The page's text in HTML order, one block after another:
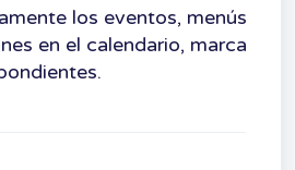
los eventos, menús
en el calendario, marca